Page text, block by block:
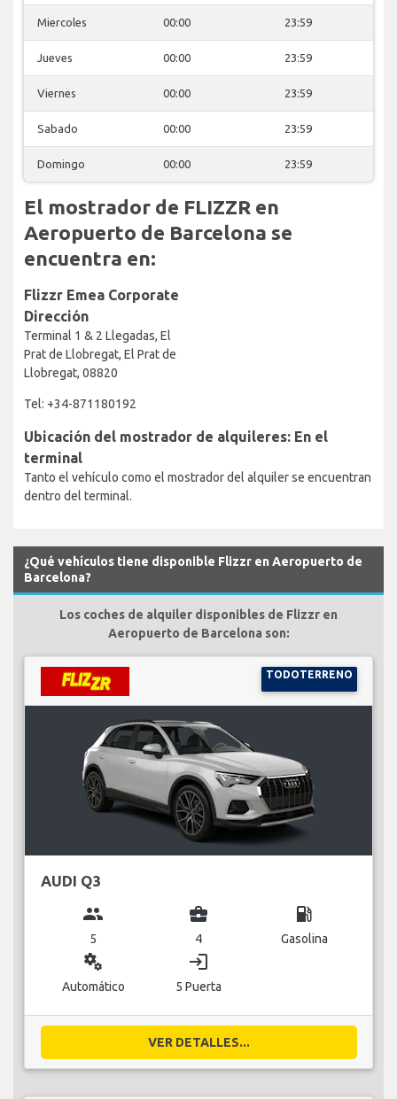
Miercoles 00:00 23:59
Jueves 00:00 23:59
Viernes 00:00 23:59
Sabado 00:00 23:59
Domingo 00:00 23:59
El mostrador de FLIZZR en
Aeropuerto de Barcelona se
encuentra en:
Flizzr Emea Corporate
Dirección
Terminal 1 & 2 Llegadas, El
Prat de Llobregat, El Prat de
Llobregat, 08820
Tel: +34-871180192
Ubicación del mostrador de alquileres: En el
terminal
Tanto el vehículo como el mostrador del alquiler se encuentran
dentro del terminal.
¿Qué vehículos tiene disponible Flizzr en Aeropuerto de
Barcelona?
Los coches de alquiler disponibles de Flizzr en
Aeropuerto de Barcelona son:
TODOTERRENO
AUDI Q3
group
5
business_center
4
local_gas_station
Gasolina
miscellaneous_services
Automático
login
5 Puerta
VER DETALLES...